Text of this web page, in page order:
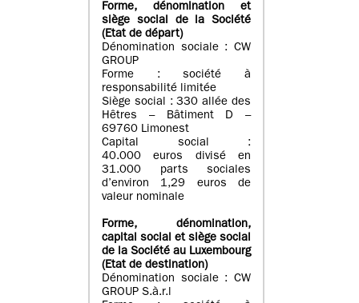
Forme, dénomination et
siège social de la Société
(Etatde départ)
Dénomination sociale : CW
GROUP
Forme : société à
responsabilité limitée
Siège social : 330 allée des
Hêtres – Bâtiment D –
69760 Limonest
Capital social :
40.000 euros divisé en
31.000 parts sociales
d’environ 1,29 euros de
valeur nominale
Forme, dénomination,
capital social et siège social
de la Société au Luxembourg
(Etat de destination)
Dénomination sociale : CW
GROUP S.à.r.l